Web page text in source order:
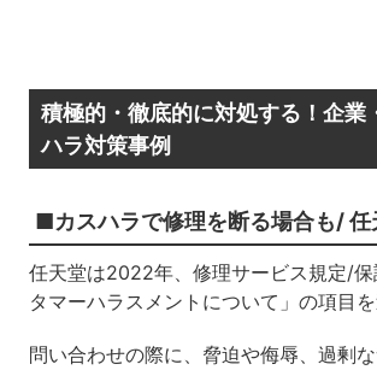
積極的・徹底的に対処する！企業
ハラ対策事例
■カスハラで修理を断る場合も/ 任
任天堂は2022年、修理サービス規定/保
タマーハラスメントについて」の項目を
問い合わせの際に、脅迫や侮辱、過剰な